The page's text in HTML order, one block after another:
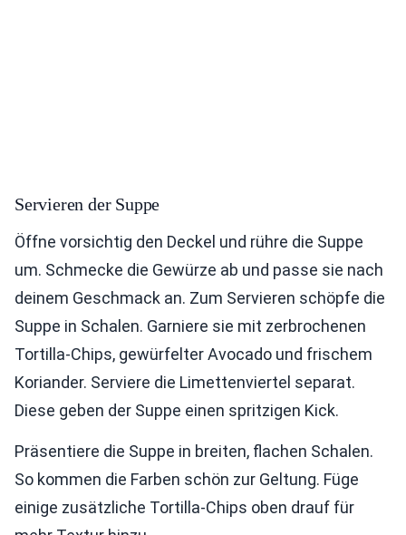
Servieren der Suppe
Öffne vorsichtig den Deckel und rühre die Suppe
um. Schmecke die Gewürze ab und passe sie nach
deinem Geschmack an. Zum Servieren schöpfe die
Suppe in Schalen. Garniere sie mit zerbrochenen
Tortilla-Chips, gewürfelter Avocado und frischem
Koriander. Serviere die Limettenviertel separat.
Diese geben der Suppe einen spritzigen Kick.
Präsentiere die Suppe in breiten, flachen Schalen.
So kommen die Farben schön zur Geltung. Füge
einige zusätzliche Tortilla-Chips oben drauf für